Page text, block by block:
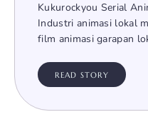
Kukurockyou Serial
Industri animasi lokal
film animasi garapan
READ STORY